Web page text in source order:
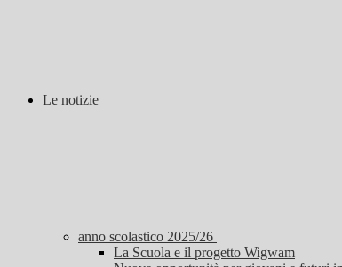
Le notizie
anno scolastico 2025/26
La Scuola e il progetto Wigwam